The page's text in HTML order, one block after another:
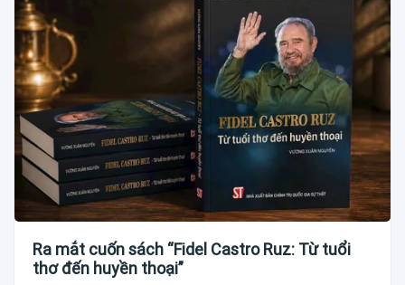
Ra mắt cuốn sách “Fidel Castro Ruz: Từ tuổi
thơ đến huyền thoại”